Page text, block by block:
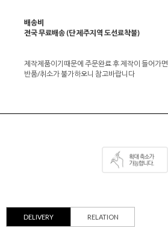
배송비
전국 무료배송 (단 제주지역 도선료착불)
제작제품이기때문에 주문완료 후 제작이 들어가면
반품/취소가 불가하오니 참고바랍니다
DELIVERY RELATION